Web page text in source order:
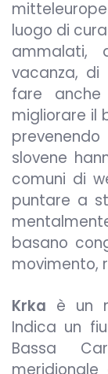
luogo di
ammalati,
vacanza,
fare
migliorare il
slovene
comuni di
puntare a
basano
movimento,
Krka è un
Indica un
Bassa